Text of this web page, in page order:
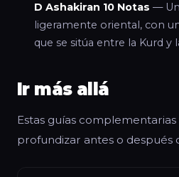
D Ashakiran 10 Notas —
ligeramente oriental, con
que se sitúa entre la Kurd y
Ir más allá
Estas guías
profundizar antes o después